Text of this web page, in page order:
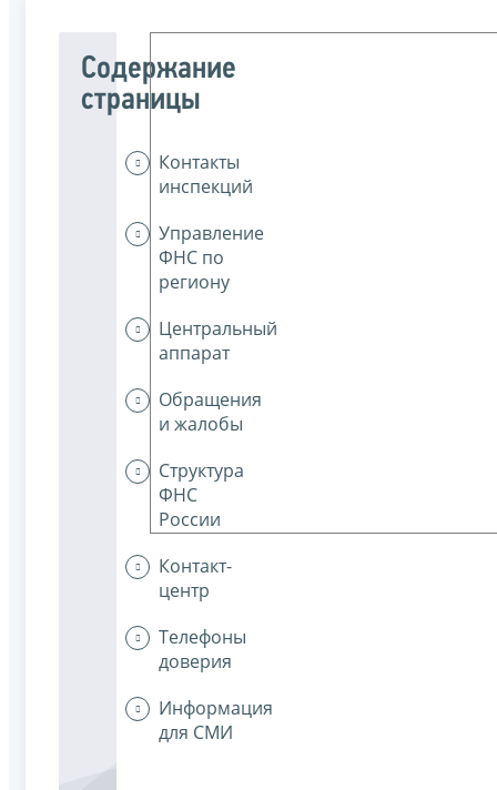
Содержание
страницы
Контакты
инспекций
Управление
ФНС по
региону
Центральный
аппарат
Обращения
и жалобы
Структура
ФНС
России
Контакт-
центр
Телефоны
доверия
Информация
для СМИ